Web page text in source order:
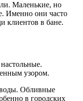
Маленькие, но
Именно они часто
клиентов в бане.
узором.
Обливные
в городских